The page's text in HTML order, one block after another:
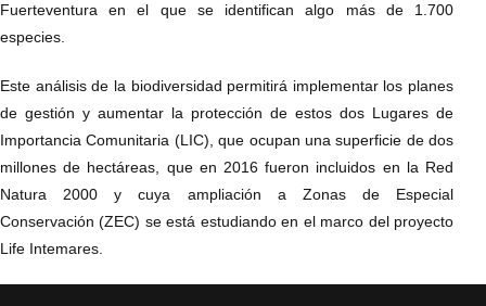
Fuerteventura en el que se identifican algo más de 1.700
especies.
Este análisis de la biodiversidad permitirá implementar los planes
de gestión y aumentar la protección de estos dos Lugares de
Importancia Comunitaria (LIC), que ocupan una superficie de dos
millones de hectáreas, que en 2016 fueron incluidos en la Red
Natura 2000 y cuya ampliación a Zonas de Especial
Conservación (ZEC) se está estudiando en el marco del proyecto
Life Intemares.